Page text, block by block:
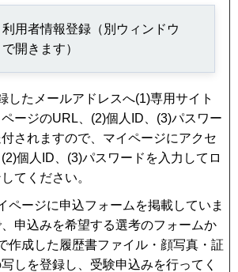
利用者情報登録（別ウィンドウ
で開きます）
たメールアドレスへ(1)専用サイト
ージのURL、(2)個人ID、(3)パスワー
付されますので、マイページにアクセ
個人ID、(3)パスワードを入力してロ
てください。
ージに申込フォームを掲載していま
申込みを希望する選考のフォームか
作成した履歴書ファイル・顔写真・証
しを登録し、受験申込みを行ってく